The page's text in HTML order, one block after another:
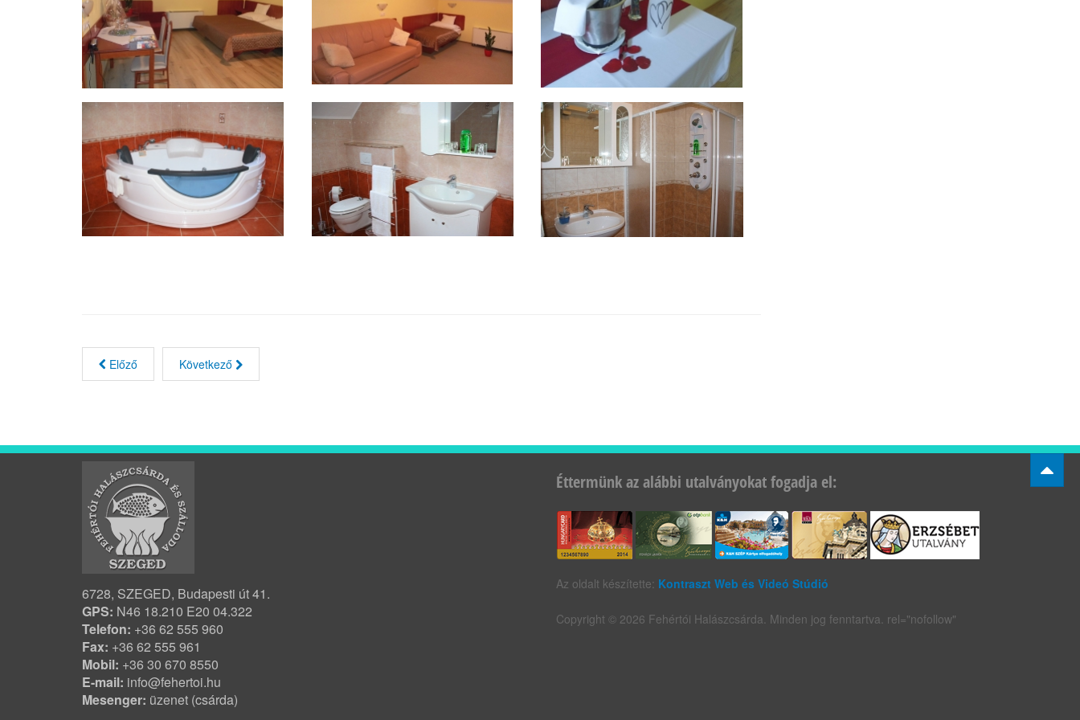
Előző Következő
6728, SZEGED, Budapesti út 41.
GPS: N46 18.210 E20 04.322
Telefon: +36 62 555 960
Fax: +36 62 555 961
Mobil: +36 30 670 8550
E-mail: info@fehertoi.hu
Mesenger: üzenet (csárda)
Éttermünk az alábbi utalványokat fogadja el:
Az oldalt készítette: Kontraszt Web és Videó Stúdió
Copyright © 2026 Fehértói Halászcsárda. Minden jog fenntartva. rel="nofollow"